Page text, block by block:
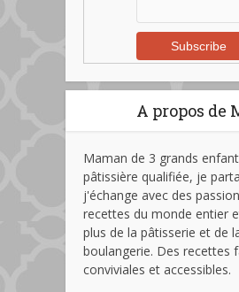
A propos de
Maman de 3 grands
pâtissière qualifiée, je
j'échange avec des
recettes du monde entier
plus de la pâtisserie et de
boulangerie. Des recettes
conviviales et accessibles.